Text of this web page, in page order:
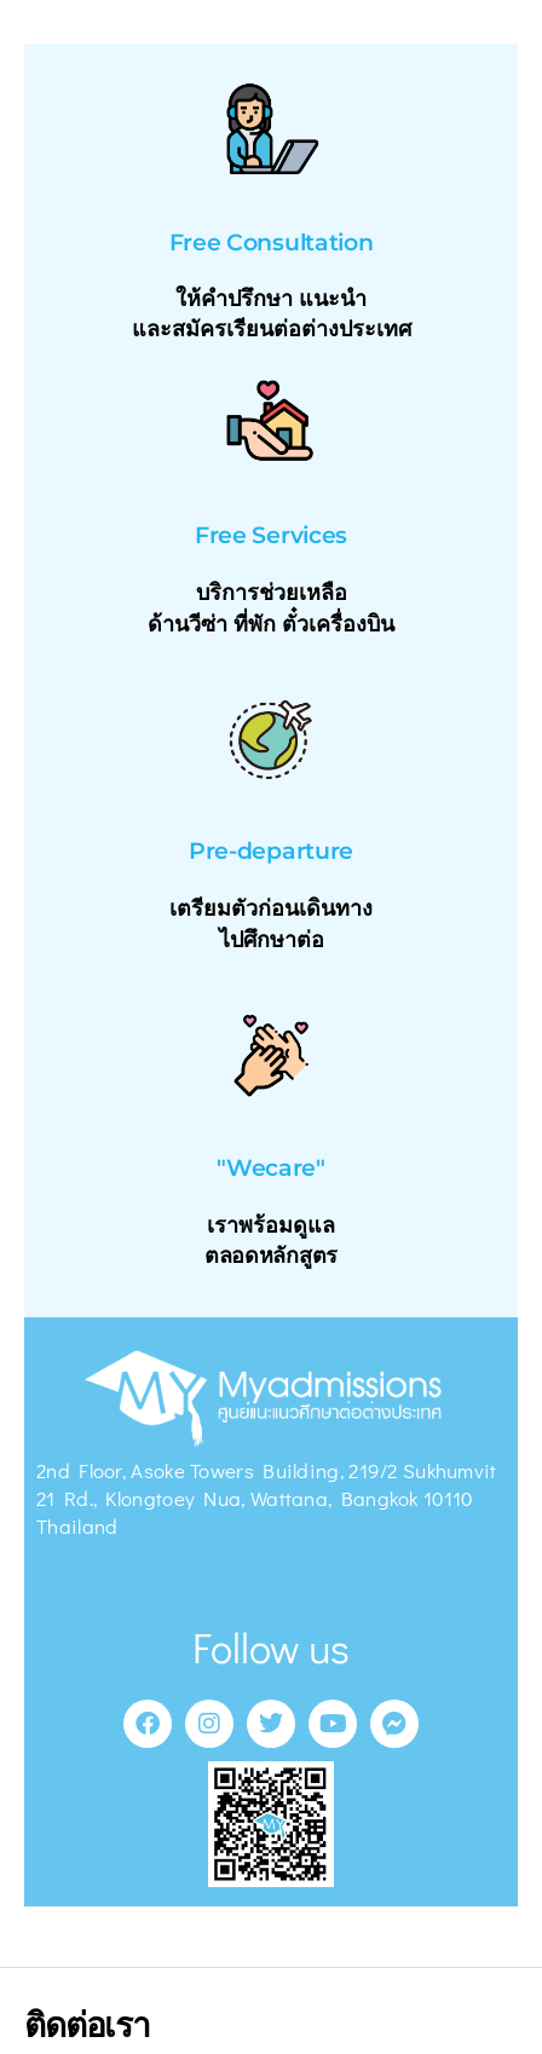
Free Consultation
ให้คำปรึกษา แนะนำ
และสมัครเรียนต่อต่างประเทศ
Free Services
บริการช่วยเหลือ
ด้านวีซ่า ที่พัก ตั๋วเครื่องบิน
Pre-departure
เตรียมตัวก่อนเดินทาง
ไปศึกษาต่อ
"Wecare"
เราพร้อมดูแล
ตลอดหลักสูตร
2nd Floor, Asoke Towers Building, 219/2 Sukhumvit
21 Rd., Klongtoey Nua, Wattana, Bangkok 10110
Thailand
Follow us
ติดต่อเรา